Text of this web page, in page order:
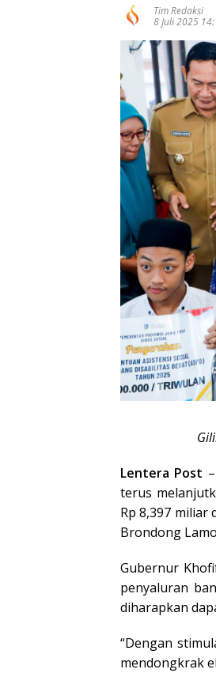
Tim Redaksi
8 Juli 2025
Lentera Post
terus
Rp 8,397
Brondong
Gubernur
penyaluran
diharapkan
“Dengan
mendongkrak